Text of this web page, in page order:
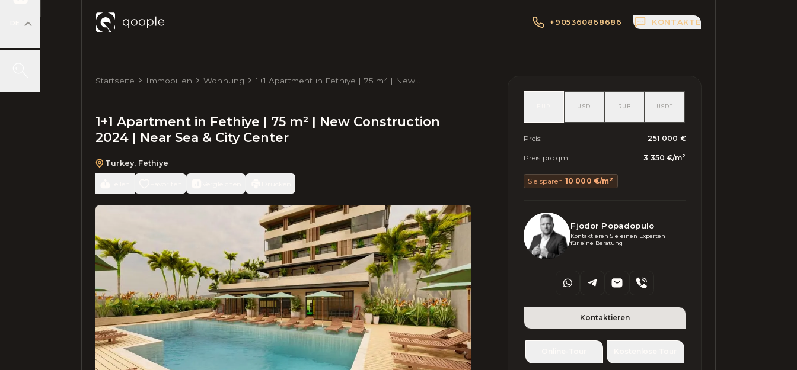
+905360868686 KONTAKTE
Startseite Immobilien Wohnung
1+1 Apartment in Fethiye | 75 m² | New
1+1 Apartment in Fethiye | 75 m² | New Construction
2024 | Near Sea & City Center
Turkey, Fethiye
USD RUB USDT
Preis: 251 000 €
Preis pro qm: 3 350 €/m2
Sie sparen 10 000 €/m2
Fjodor Popadopulo
Kontaktieren Sie einen Experten
für eine Beratung
Kontaktieren